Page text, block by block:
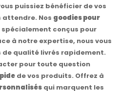
puissiez bénéficier de vos
attendre. Nos goodies pour
spécialement conçus pour
à notre expertise, nous vous
qualité livrés rapidement.
pour toute question
de vos produits. Offrez à
qui marquent les